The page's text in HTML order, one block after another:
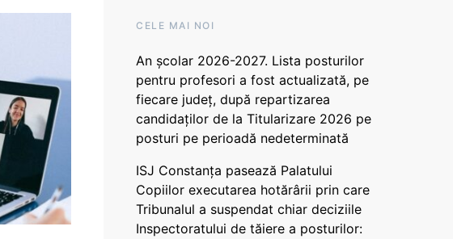
CELE MAI NOI
An școlar 2026-2027. Lista posturilor
pentru profesori a fost actualizată, pe
fiecare județ, după repartizarea
candidaților de la Titularizare 2026 pe
posturi pe perioadă nedeterminată
ISJ Constanța pasează Palatului
Copiilor executarea hotărârii prin care
Tribunalul a suspendat chiar deciziile
Inspectoratului de tăiere a posturilor: